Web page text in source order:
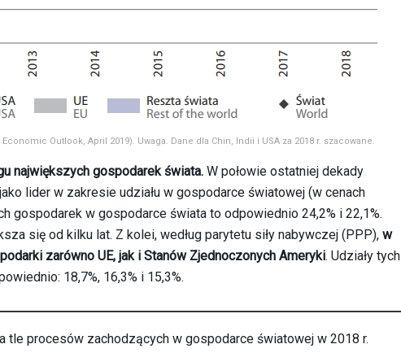
Outlook, April 2019). Uwaga. Dane dla Chin, Indii i USA za 2018 r. szacowane.
największych gospodarek świata. W połowie ostatniej dekady
jako lider w zakresie udziału w gospodarce światowej (w cenach
gospodarek w gospodarce świata to odpowiednio 24,2% i 22,1%.
się od kilku lat. Z kolei, według parytetu siły nabywczej (PPP), w
zarówno UE, jak i Stanów Zjednoczonych Ameryki. Udziały tych
18,7%, 16,3% i 15,3%.
tle procesów zachodzących w gospodarce światowej w 2018 r.